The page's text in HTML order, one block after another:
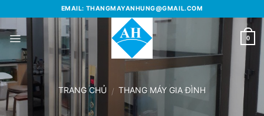
to
content
EMAIL: THANGMAYANHUNG@GMAIL.COM
0
TRANG CHỦ / THANG MÁY GIA ĐÌNH